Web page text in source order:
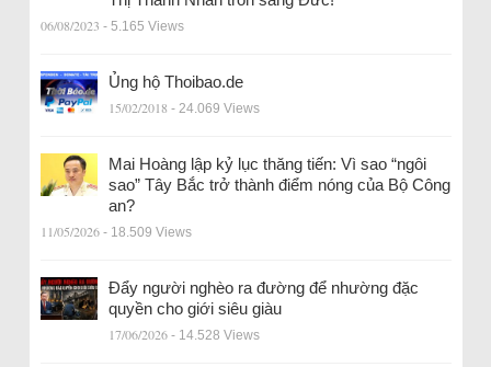
06/08/2023 - 5.165 Views
Ủng hộ Thoibao.de
15/02/2018 - 24.069 Views
Mai Hoàng lập kỷ lục thăng tiến: Vì sao “ngôi
sao” Tây Bắc trở thành điểm nóng của Bộ Công
an?
11/05/2026 - 18.509 Views
Đẩy người nghèo ra đường để nhường đặc
quyền cho giới siêu giàu
17/06/2026 - 14.528 Views